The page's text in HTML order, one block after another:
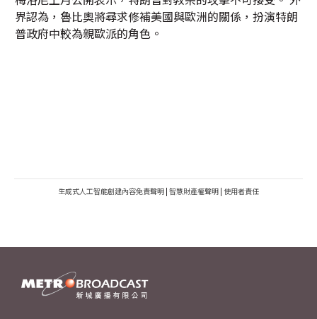
界認為，魯比奧將尋求修補美國與歐洲的關係，扮演特朗
普政府中較為親歐派的角色。
生成式人工智能創建內容免責聲明 | 智慧財產權聲明 | 使用者責任